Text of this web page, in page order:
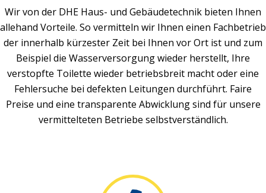
Wir von der DHE Haus- und Gebäudetechnik bieten Ihnen
allehand Vorteile. So vermitteln wir Ihnen einen Fachbetrieb
der innerhalb kürzester Zeit bei Ihnen vor Ort ist und zum
Beispiel die Wasserversorgung wieder herstellt, Ihre
verstopfte Toilette wieder betriebsbreit macht oder eine
Fehlersuche bei defekten Leitungen durchführt. Faire
Preise und eine transparente Abwicklung sind für unsere
vermittelteten Betriebe selbstverständlich.